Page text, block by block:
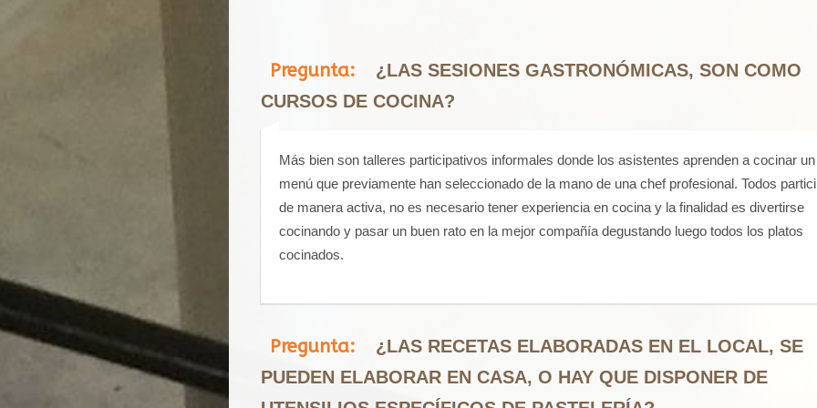
Pregunta:
¿LAS SESIONES GASTRONÓMICAS, SON COMO
CURSOS DE COCINA?
Más bien son talleres participativos informales donde los asistentes aprenden a cocinar un
menú que previamente han seleccionado de la mano de una chef profesional. Todos
de manera activa, no es necesario tener experiencia en cocina y la finalidad es divertirse
cocinando y pasar un buen rato en la mejor compañía degustando luego todos los platos
cocinados.
Pregunta:
¿LAS RECETAS ELABORADAS EN EL LOCAL, SE
PUEDEN ELABORAR EN CASA, O HAY QUE DISPONER DE